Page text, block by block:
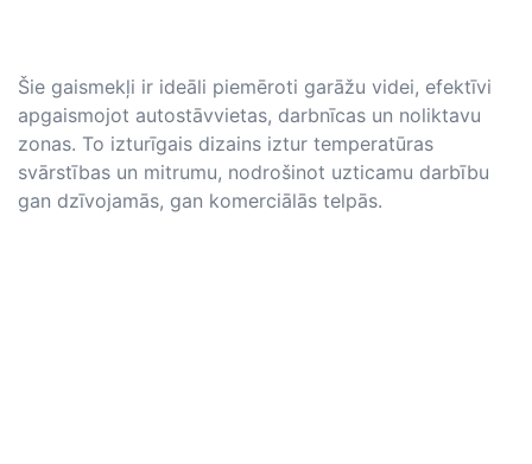
Šie gaismekļi ir ideāli piemēroti garāžu videi, efektīvi
apgaismojot autostāvvietas, darbnīcas un noliktavu
zonas. To izturīgais dizains iztur temperatūras
svārstības un mitrumu, nodrošinot uzticamu darbību
gan dzīvojamās, gan komerciālās telpās.